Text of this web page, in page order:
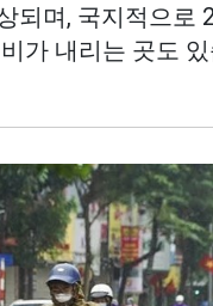
되며, 국지적으로
가 내리는 곳도